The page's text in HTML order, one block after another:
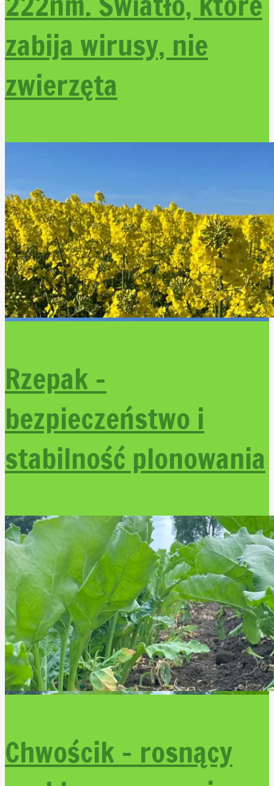
zabija wirusy, nie
zwierzęta
Rzepak –
bezpieczeństwo i
stabilność plonowania
Chwościk – rosnący